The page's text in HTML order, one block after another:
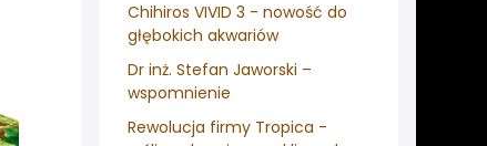
Chihiros VIVID 3 - nowość do
głębokich akwariów
Dr inż. Stefan Jaworski –
wspomnienie
Rewolucja firmy Tropica -